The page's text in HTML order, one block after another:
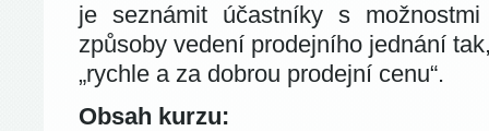
je seznámit účastníky s
způsoby vedení prodejního jednání
„rychle a za dobrou prodejní cenu“.
Obsah kurzu: